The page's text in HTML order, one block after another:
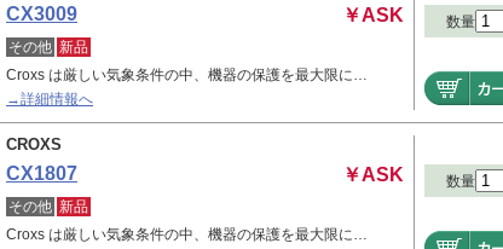
CX3009 ￥ASK
その他 新品
Croxs は厳しい気象条件の中、機器の保護を最大限に…
→詳細情報へ
数量
CROXS
CX1807 ￥ASK
その他 新品
Croxs は厳しい気象条件の中、機器の保護を最大限に…
数量